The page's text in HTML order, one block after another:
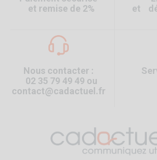
et remise de 2%
et
Nous contacter :
02 35 79 49 49 ou
contact@cadactuel.fr